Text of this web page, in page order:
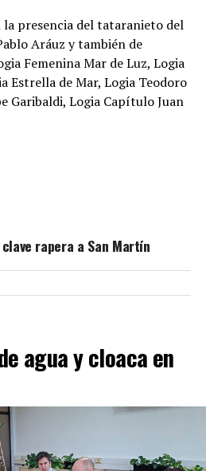
presencia del tataranieto del
Aráuz y también de
Femenina Mar de Luz, Logia
Estrella de Mar, Logia Teodoro
Garibaldi, Logia Capítulo Juan
rapera a San Martín
agua y cloaca en